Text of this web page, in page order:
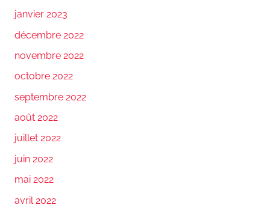
janvier 2023
décembre 2022
novembre 2022
octobre 2022
septembre 2022
août 2022
juillet 2022
juin 2022
mai 2022
avril 2022